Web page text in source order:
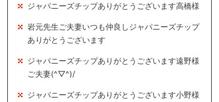
ジャパニーズチップありがとうございます高橋様
岩元先生ご夫妻いつも仲良しジャパニーズチップ
ありがとうございます
ジャパニーズチップありがとうございます遠野様
ご夫妻(^▽^)/
ジャパニーズチップありがとうございます小野様